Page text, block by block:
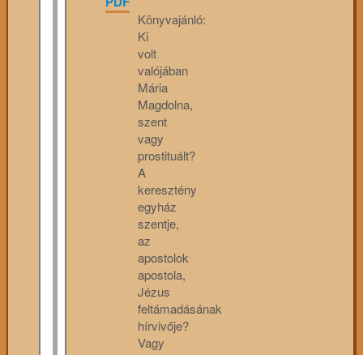
Könyvajánló:
Ki
volt
valójában
Mária
Magdolna,
szent
vagy
prostituált?
A
keresztény
egyház
szentje,
az
apostolok
apostola,
Jézus
feltámadásának
hírvivője?
Vagy